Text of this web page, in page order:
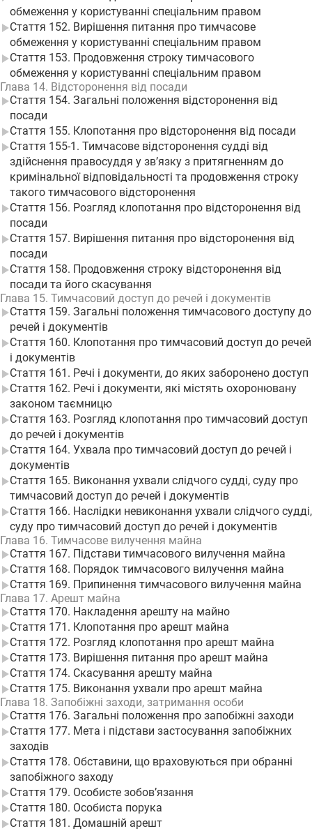
обмеження у користуванні спеціальним правом
Стаття 152. Вирішення питання про тимчасове
обмеження у користуванні спеціальним правом
Стаття 153. Продовження строку тимчасового
обмеження у користуванні спеціальним правом
Глава 14. Відсторонення від посади
Стаття 154. Загальні положення відсторонення від
посади
Стаття 155. Клопотання про відсторонення від посади
Стаття 155-1. Тимчасове відсторонення судді від
здійснення правосуддя у зв’язку з притягненням до
кримінальної відповідальності та продовження строку
такого тимчасового відсторонення
Стаття 156. Розгляд клопотання про відсторонення від
посади
Стаття 157. Вирішення питання про відсторонення від
посади
Стаття 158. Продовження строку відсторонення від
посади та його скасування
Глава 15. Тимчасовий доступ до речей і документів
Стаття 159. Загальні положення тимчасового доступу до
речей і документів
Стаття 160. Клопотання про тимчасовий доступ до речей
і документів
Стаття 161. Речі і документи, до яких заборонено доступ
Стаття 162. Речі і документи, які містять охоронювану
законом таємницю
Стаття 163. Розгляд клопотання про тимчасовий доступ
до речей і документів
Стаття 164. Ухвала про тимчасовий доступ до речей і
документів
Стаття 165. Виконання ухвали слідчого судді, суду про
тимчасовий доступ до речей і документів
Стаття 166. Наслідки невиконання ухвали слідчого судді,
суду про тимчасовий доступ до речей і документів
Глава 16. Тимчасове вилучення майна
Стаття 167. Підстави тимчасового вилучення майна
Стаття 168. Порядок тимчасового вилучення майна
Стаття 169. Припинення тимчасового вилучення майна
Глава 17. Арешт майна
Стаття 170. Накладення арешту на майно
Стаття 171. Клопотання про арешт майна
Стаття 172. Розгляд клопотання про арешт майна
Стаття 173. Вирішення питання про арешт майна
Стаття 174. Скасування арешту майна
Стаття 175. Виконання ухвали про арешт майна
Глава 18. Запобіжні заходи, затримання особи
Стаття 176. Загальні положення про запобіжні заходи
Стаття 177. Мета і підстави застосування запобіжних
заходів
Стаття 178. Обставини, що враховуються при обранні
запобіжного заходу
Стаття 179. Особисте зобов’язання
Стаття 180. Особиста порука
Стаття 181. Домашній арешт